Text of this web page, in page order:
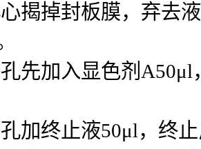
揭掉封板膜，弃去
先加入显色剂
加终止液50μl，终